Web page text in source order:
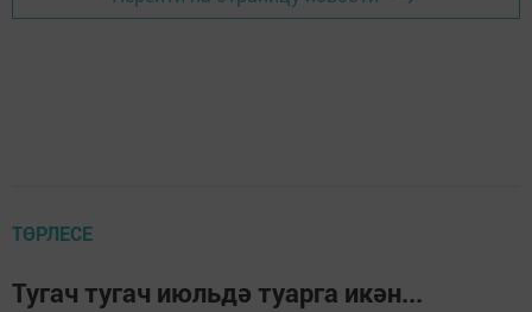
ТӨРЛЕСЕ
Тугач тугач июльдә туарга икән...